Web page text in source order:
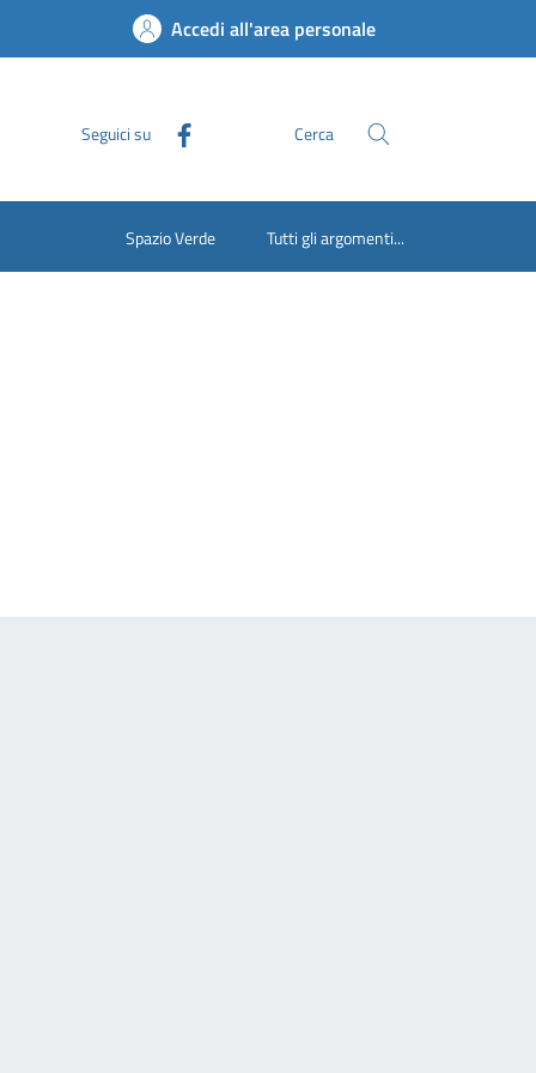
Accedi all'area personale
Seguici su Cerca
Spazio Verde Tutti gli argomenti...